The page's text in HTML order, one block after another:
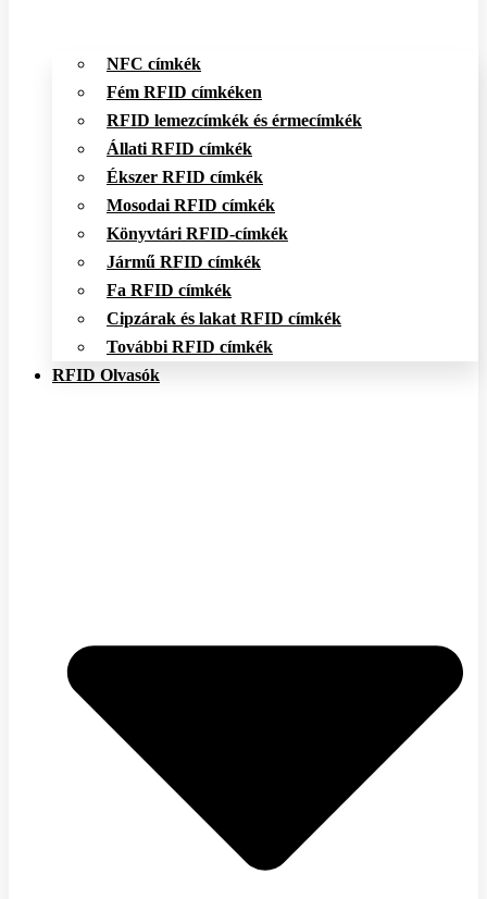
NFC címkék
Fém RFID címkéken
RFID lemezcímkék és érmecímkék
Állati RFID címkék
Ékszer RFID címkék
Mosodai RFID címkék
Könyvtári RFID-címkék
Jármű RFID címkék
Fa RFID címkék
Cipzárak és lakat RFID címkék
További RFID címkék
RFID Olvasók